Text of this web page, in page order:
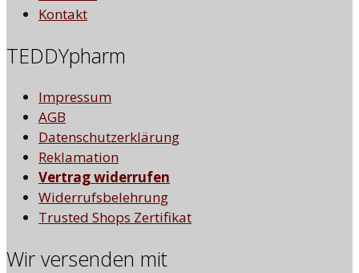
Kontakt
TEDDYpharm
Impressum
AGB
Datenschutzerklärung
Reklamation
Vertrag widerrufen
Widerrufsbelehrung
Trusted Shops Zertifikat
Wir versenden mit